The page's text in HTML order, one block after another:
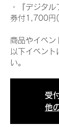
・『デジタ
券付1,700円
商品やイベン
以下イベン
い。
受
他